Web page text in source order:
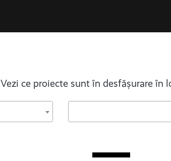
Vezi ce proiecte sunt în desfășurare în